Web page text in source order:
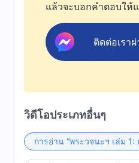
แล้วจะบอกคำตอบให้
ติดต่อเรา
วิดีโอประเภทอื่นๆ
การอ่าน “พระวจนะฯ เล่ม